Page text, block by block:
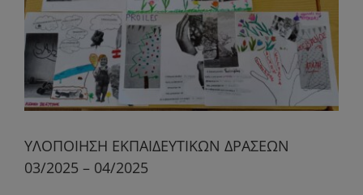
ΥΛΟΠΟΙΗΣΗ ΕΚΠΑΙΔΕΥΤΙΚΩΝ ΔΡΑΣΕΩΝ
03/2025 – 04/2025